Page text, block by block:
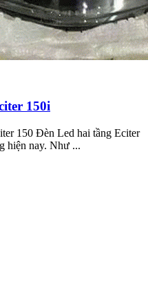
150i
150 Đèn Led hai tầng Eciter
hiện nay. Như ...